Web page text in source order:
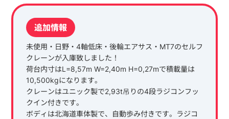
追加情報
未使用・日野・4軸低床・後輪エアサス・MT7のセルフ
クレーンが入庫致しました！
荷台内寸はL=8,57m W=2,40m H=0,27mで積載量は
10,500kgになります。
クレーンはユニック製で2,93t吊りの4段ラジコンフッ
クイン付きです。
ボディは北海道車体製で、自動歩み付きです。ラジコ